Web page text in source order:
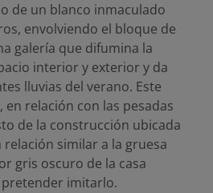
de un blanco inmaculado
envolviendo el bloque de
galería que difumina la
interior y exterior y da
lluvias del verano. Este
relación con las pesadas
de la construcción ubicada
similar a la gruesa
gris oscuro de la casa
imitarlo.